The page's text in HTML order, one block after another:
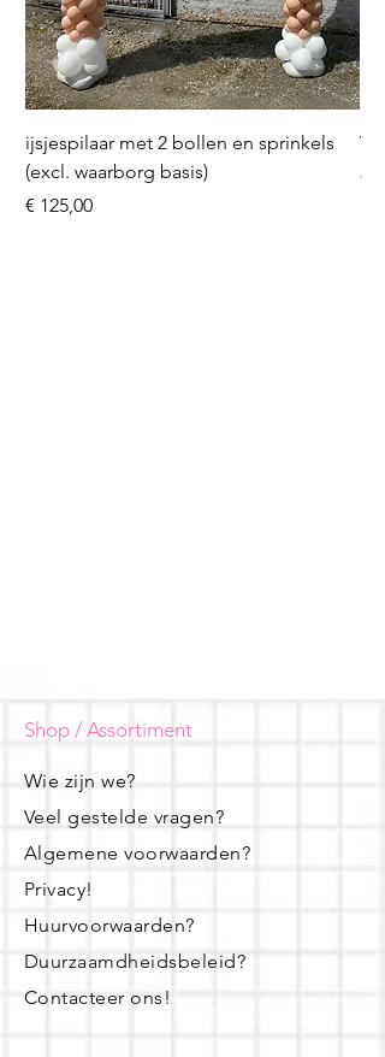
ijsjespilaar met 2 bollen en sprinkels
(excl. waarborg basis)
Prijs
€ 125,00
Prijs
€
Shop / Assortiment
Wie zijn we?
Veel gestelde vragen?
Algemene voorwaarden?
Privacy!
Huurvoorwaarden?
Duurzaamdheidsbeleid?
Contacteer ons!